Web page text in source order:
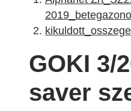
GOKI 3/
saver